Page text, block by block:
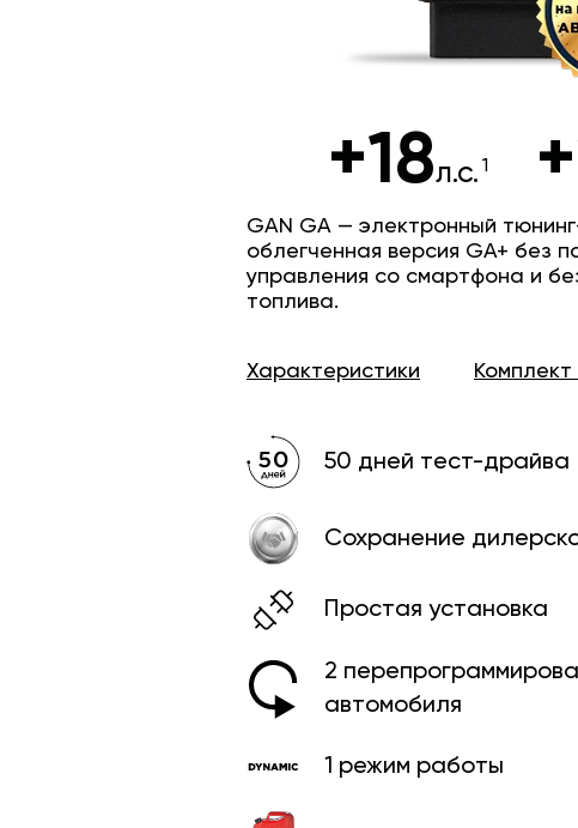
+18л.с.
GAN GA — электронный
облегченная версия GA+ без
управления со смартфона и
топлива.
Характеристики Комплект
50 дней тест-драйва
Сохранение
Простая установка
2
автомобиля
1 режим работы